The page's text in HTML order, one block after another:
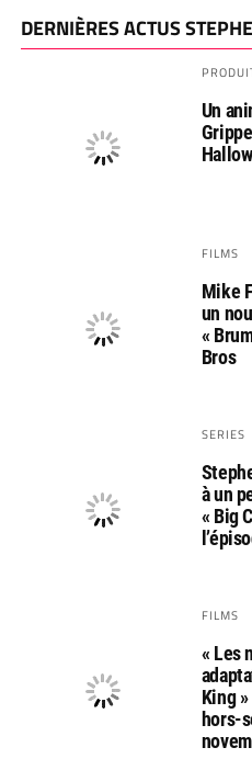
DERNIÈRES ACTUS
Un
FILMS
Mike
un
«
Bros
SERIES
à un
« Big
FILMS
« Les
King
hors-